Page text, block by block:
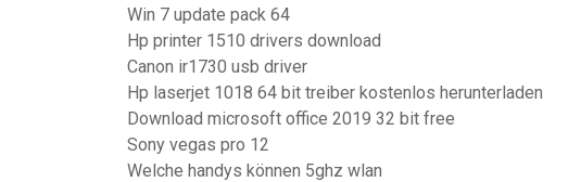
Win 7 update pack 64
Hp printer 1510 drivers download
Canon ir1730 usb driver
Hp laserjet 1018 64 bit treiber kostenlos herunterladen
Download microsoft office 2019 32 bit free
Sony vegas pro 12
Welche handys können 5ghz wlan